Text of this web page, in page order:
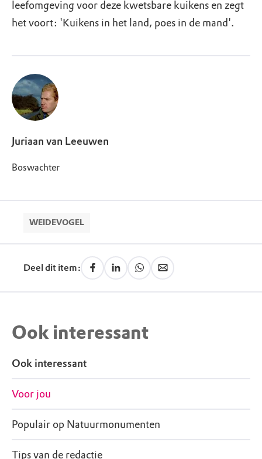
leefomgeving voor deze kwetsbare kuikens en zegt
het voort: 'Kuikens in het land, poes in de mand'.
Juriaan van Leeuwen
Boswachter
WEIDEVOGEL
Deel dit item:
Ook interessant
Ook interessant
Voor jou
Populair op Natuurmonumenten
Tips van de redactie